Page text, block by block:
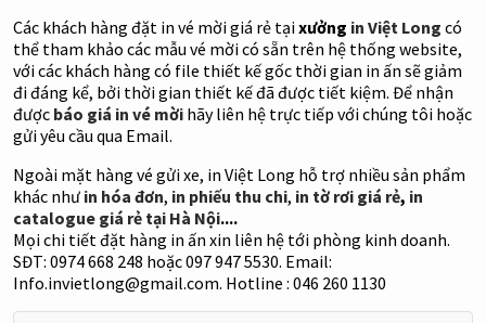
Các khách hàng đặt in vé mời giá rẻ tạixưởng in Việt Long có
thể tham khảo các mẫu vé mời có sẵn trên hệ thống website,
với các khách hàng có file thiết kế gốc thời gian in ấn sẽ giảm
đi đáng kể, bởi thời gian thiết kế đã được tiết kiệm. Để nhận
được báo giá in vé mời hãy liên hệ trực tiếp với chúng tôi hoặc
gửi yêu cầu qua Email.
Ngoài mặt hàng vé gửi xe, in Việt Long hỗ trợ nhiều sản phẩm
khác như in hóa đơn, in phiếu thu chi, in tờ rơi giá rẻ, in
catalogue giá rẻ tại Hà Nội....
Mọi chi tiết đặt hàng in ấn xin liên hệ tới phòng kinh doanh.
SĐT: 0974 668 248 hoặc 097 947 5530. Email:
Info.invietlong@gmail.com. Hotline : 046 260 1130